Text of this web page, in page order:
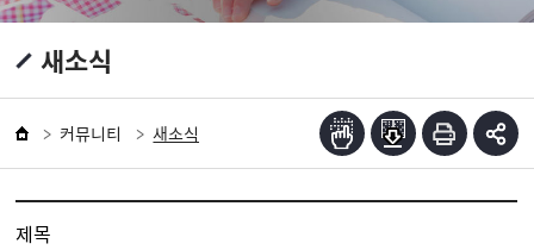
새소식
커뮤니티 새소식
제목